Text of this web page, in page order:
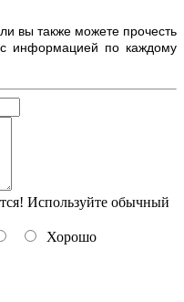
вы также можете прочесть
с информацией по каждому
Используйте обычный
Хорошо